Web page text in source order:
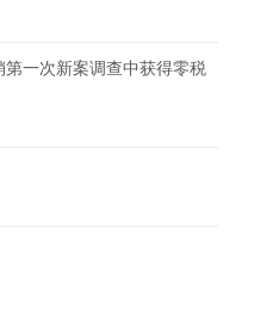
一次新案调查中获得零税